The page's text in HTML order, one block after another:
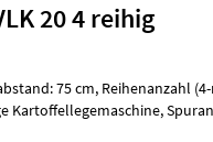
20 4 reihig
(4-reihig), Heckanbau
Spuranzeiger, mit Tank für